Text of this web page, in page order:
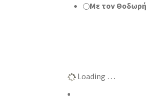
Με τον
Loading …